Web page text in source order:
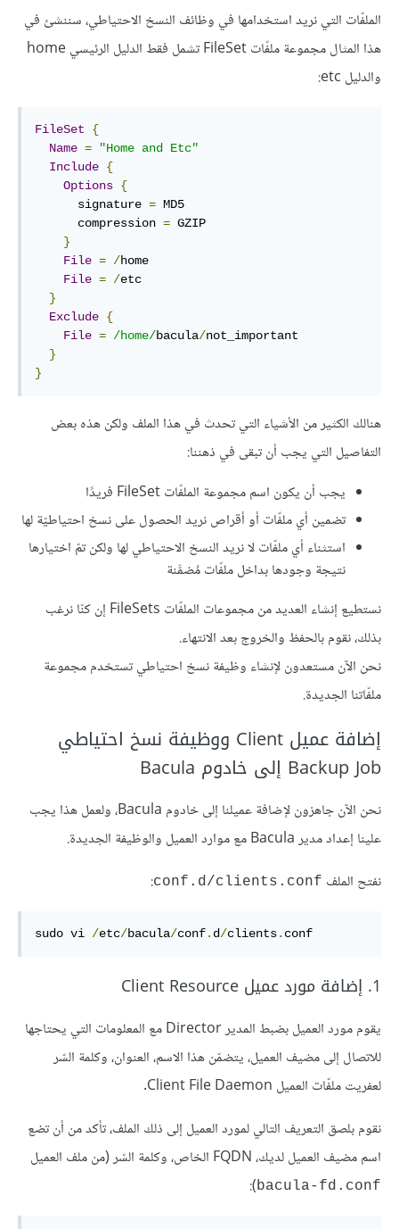
الملفّات التي نريد استخدامها في وظائف النسخ الاحتياطي، سننشئ في
هذا المثال مجموعة ملفّات FileSet تشمل فقط الدليل الرئيسي home
والدليل etc:
FileSet
{
Name =
"Home and Etc"
Include {
Options {
      signature
= MD5
      compression
= GZIP
}
File = /home
File = /etc
}
Exclude {
File = /home/bacula/not_important
}
}
هنالك الكثير من الأشياء التي تحدث في هذا الملف ولكن هذه بعض
التفاصيل التي يجب أن تبقى في ذهننا:
يجب أن يكون اسم مجموعة الملفّات FileSet فريدًا
تضمين أي ملفّات أو أقراص نريد الحصول على نسخ احتياطيّة لها
استثناء أي ملفّات لا نريد النسخ الاحتياطي لها ولكن تمّ اختيارها
نتيجة وجودها بداخل ملفّات مُضمَّنة
نستطيع إنشاء العديد من مجموعات الملفّات FileSets إن كنّا نرغب
بذلك، نقوم بالحفظ والخروج بعد الانتهاء.
نحن الآن مستعدون لإنشاء وظيفة نسخ احتياطي تستخدم مجموعة
ملفّاتنا الجديدة.
إضافة عميل Client ووظيفة نسخ احتياطي
Backup Job إلى خادوم Bacula
نحن الآن جاهزون لإضافة عميلنا إلى خادوم Bacula، ولعمل هذا يجب
علينا إعداد مدير Bacula مع موارد العميل والوظيفة الجديدة.
نفتح الملف conf.d/clients.conf
:
sudo vi /etc/bacula/conf. d/clients. conf
1. إضافة مورد عميل Client Resource
يقوم مورد العميل بضبط المدير Director مع المعلومات التي يحتاجها
للاتصال إلى مضيف العميل، يتضمّن هذا الاسم، العنوان، وكلمة السّر
لعفريت ملفّات العميل Client File Daemon.
نقوم بلصق التعريف التالي لمورد العميل إلى ذلك الملف، تأكد من أن تضع
اسم مضيف العميل لديك، FQDN الخاص، وكلمة السّر (من ملف العميل
bacula-fd.conf
):